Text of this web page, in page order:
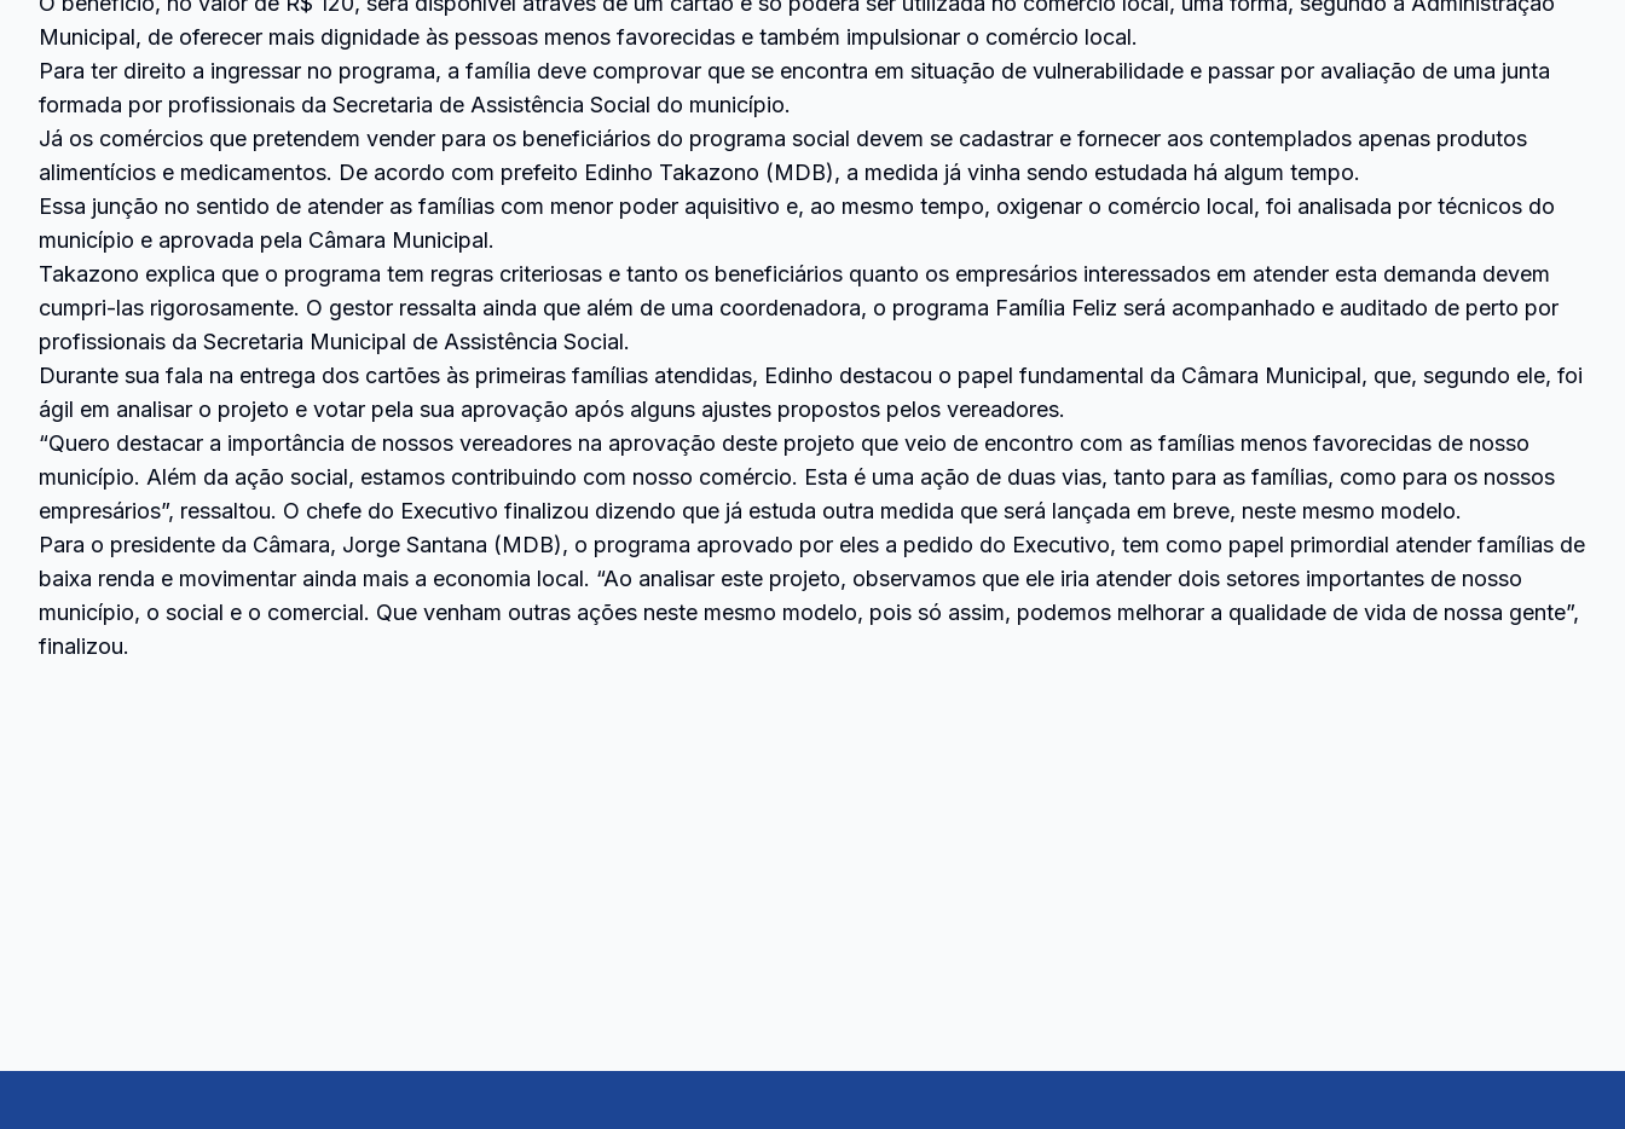
Municipal, de oferecer mais dignidade às pessoas menos favorecidas e também impulsionar o comércio local.
Para ter direito a ingressar no programa, a família deve comprovar que se encontra em situação de vulnerabilidade e passar por avaliação de uma junta
formada por profissionais da Secretaria de Assistência Social do município.
Já os comércios que pretendem vender para os beneficiários do programa social devem se cadastrar e fornecer aos contemplados apenas produtos
alimentícios e medicamentos. De acordo com prefeito Edinho Takazono (MDB), a medida já vinha sendo estudada há algum tempo.
Essa junção no sentido de atender as famílias com menor poder aquisitivo e, ao mesmo tempo, oxigenar o comércio local, foi analisada por técnicos do
município e aprovada pela Câmara Municipal.
Takazono explica que o programa tem regras criteriosas e tanto os beneficiários quanto os empresários interessados em atender esta demanda devem
cumpri-las rigorosamente. O gestor ressalta ainda que além de uma coordenadora, o programa Família Feliz será acompanhado e auditado de perto por
profissionais da Secretaria Municipal de Assistência Social.
Durante sua fala na entrega dos cartões às primeiras famílias atendidas, Edinho destacou o papel fundamental da Câmara Municipal, que, segundo ele, foi
ágil em analisar o projeto e votar pela sua aprovação após alguns ajustes propostos pelos vereadores.
“Quero destacar a importância de nossos vereadores na aprovação deste projeto que veio de encontro com as famílias menos favorecidas de nosso
município. Além da ação social, estamos contribuindo com nosso comércio. Esta é uma ação de duas vias, tanto para as famílias, como para os nossos
empresários”, ressaltou. O chefe do Executivo finalizou dizendo que já estuda outra medida que será lançada em breve, neste mesmo modelo.
Para o presidente da Câmara, Jorge Santana (MDB), o programa aprovado por eles a pedido do Executivo, tem como papel primordial atender famílias de
baixa renda e movimentar ainda mais a economia local. “Ao analisar este projeto, observamos que ele iria atender dois setores importantes de nosso
município, o social e o comercial. Que venham outras ações neste mesmo modelo, pois só assim, podemos melhorar a qualidade de vida de nossa gente”,
finalizou.